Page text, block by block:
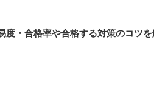
度・合格率や合格する対策のコツ